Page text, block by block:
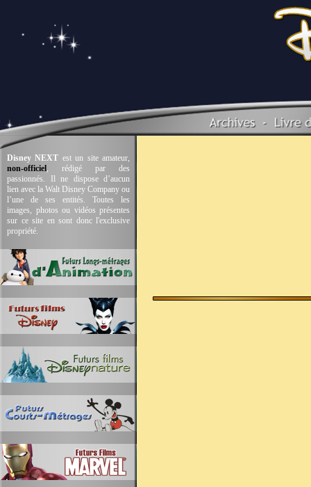
Disney NEXT est un site amateur,
non-officiel, rédigé par des
passionnés. Il ne dispose d’aucun
lien avec la Walt Disney Company ou
l’une de ses entités. Toutes les
images, photos ou vidéos présentes
sur ce site en sont donc l'exclusive
propriété.